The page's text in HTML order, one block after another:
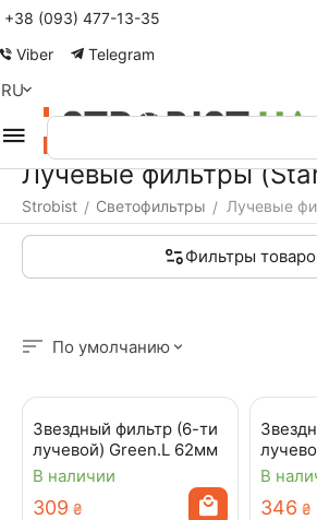
+38 (093) 477-13-35
Viber
Telegram
RU
Лучевые фильтры
Strobist / Светофильтры / Лучевые
Фильтры
По умолчанию
Звездный фильтр (6-ти
лучевой) Green.L 62мм
В наличии
‍309‍ ₴
В
‍346‍ ₴
Меню